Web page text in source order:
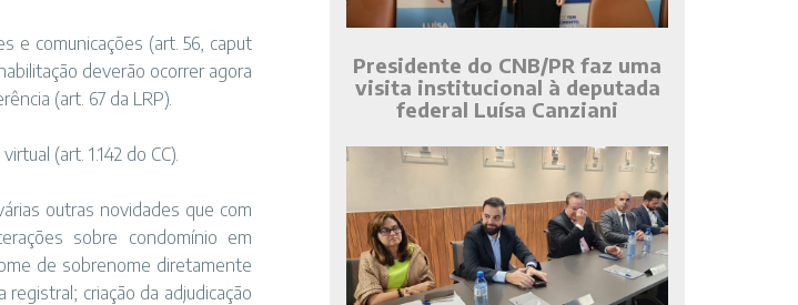
e comunicações (art. 56, caput
deverão ocorrer agora
(art. 67 da LRP).
(art. 1.142 do CC).
outras novidades que com
sobre condomínio em
de sobrenome diretamente
criação da adjudicação
Presidente do CNB/PR faz uma
visita institucional à deputada
federal Luísa Canziani